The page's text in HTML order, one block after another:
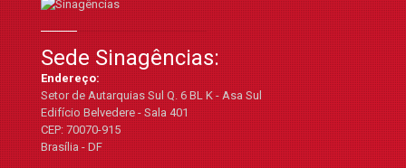
Sede Sinagências:
Endereço:
Setor de Autarquias Sul Q. 6 BL K - Asa Sul
Edifício Belvedere - Sala 401
CEP: 70070-915
Brasília - DF